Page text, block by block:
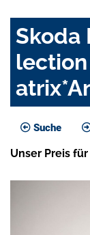
Skoda
lection
Suche
Unser Preis für